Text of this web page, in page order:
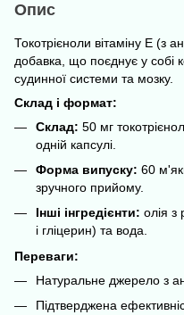
Опис
Токотрієноли вітаміну Е (з
добавка, що поєднує у собі
судинної системи та мозку.
Склад і формат:
Склад: 50 мг
одній капсулі.
Форма випуску: 60
зручного прийому.
Інші інгредієнти: олія з
і гліцерин) та вода.
Переваги:
Натуральне джерело з
Підтверджена